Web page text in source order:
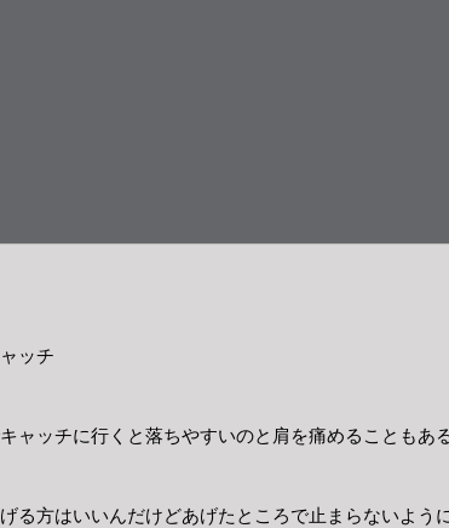
ッチ
ャッチに行くと落ちやすいのと肩を痛めることもあ
る方はいいんだけどあげたところで止まらないよう